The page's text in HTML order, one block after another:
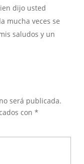
dijo usted
mucha veces se
saludos y un
será publicada.
con *